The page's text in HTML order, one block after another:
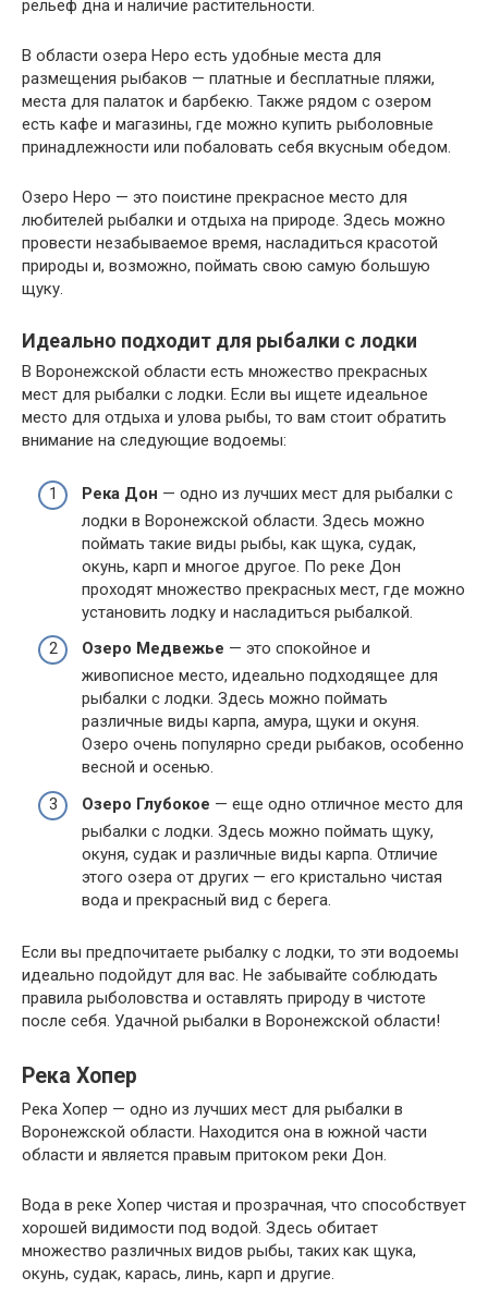
рельеф дна и наличие растительности.
В области озера Неро есть удобные места для
размещения рыбаков — платные и бесплатные пляжи,
места для палаток и барбекю. Также рядом с озером
есть кафе и магазины, где можно купить рыболовные
принадлежности или побаловать себя вкусным обедом.
Озеро Неро — это поистине прекрасное место для
любителей рыбалки и отдыха на природе. Здесь можно
провести незабываемое время, насладиться красотой
природы и, возможно, поймать свою самую большую
щуку.
Идеально подходит для рыбалки с лодки
В Воронежской области есть множество прекрасных
мест для рыбалки с лодки. Если вы ищете идеальное
место для отдыха и улова рыбы, то вам стоит обратить
внимание на следующие водоемы:
Река Дон — одно из лучших мест для рыбалки с
лодки в Воронежской области. Здесь можно
поймать такие виды рыбы, как щука, судак,
окунь, карп и многое другое. По реке Дон
проходят множество прекрасных мест, где можно
установить лодку и насладиться рыбалкой.
Озеро Медвежье — это спокойное и
живописное место, идеально подходящее для
рыбалки с лодки. Здесь можно поймать
различные виды карпа, амура, щуки и окуня.
Озеро очень популярно среди рыбаков, особенно
весной и осенью.
Озеро Глубокое — еще одно отличное место для
рыбалки с лодки. Здесь можно поймать щуку,
окуня, судак и различные виды карпа. Отличие
этого озера от других — его кристально чистая
вода и прекрасный вид с берега.
Если вы предпочитаете рыбалку с лодки, то эти водоемы
идеально подойдут для вас. Не забывайте соблюдать
правила рыболовства и оставлять природу в чистоте
после себя. Удачной рыбалки в Воронежской области!
Река Хопер
Река Хопер — одно из лучших мест для рыбалки в
Воронежской области. Находится она в южной части
области и является правым притоком реки Дон.
Вода в реке Хопер чистая и прозрачная, что способствует
хорошей видимости под водой. Здесь обитает
множество различных видов рыбы, таких как щука,
окунь, судак, карась, линь, карп и другие.